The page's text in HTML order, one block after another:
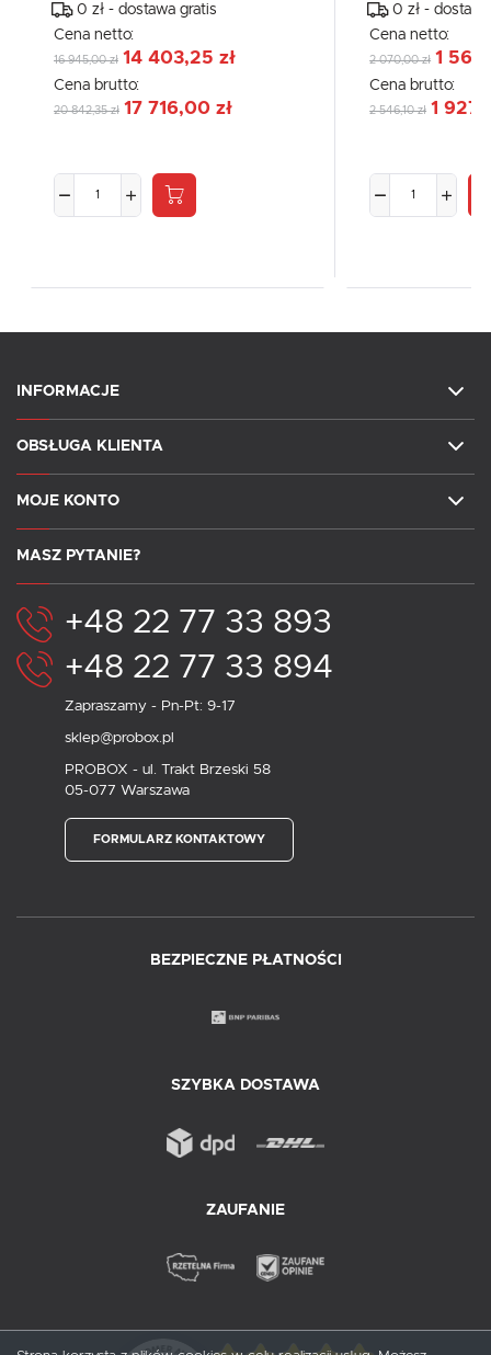
0 zł - dostawa gratis
Cena netto:
16 945,00 zł 14 403,25 zł
Cena brutto:
20 842,35 zł 17 716,00 zł
0 zł -
Cena netto:
2 070,00 zł 1
Cena brutto:
2 546,10 zł 1
INFORMACJE
OBSŁUGA KLIENTA
MOJE KONTO
MASZ PYTANIE?
+48 22 77 33 893
+48 22 77 33 894
Zapraszamy - Pn-Pt: 9-17
sklep@probox.pl
PROBOX - ul. Trakt Brzeski 58
05-077 Warszawa
FORMULARZ KONTAKTOWY
BEZPIECZNE PŁATNOŚCI
SZYBKA DOSTAWA
ZAUFANIE